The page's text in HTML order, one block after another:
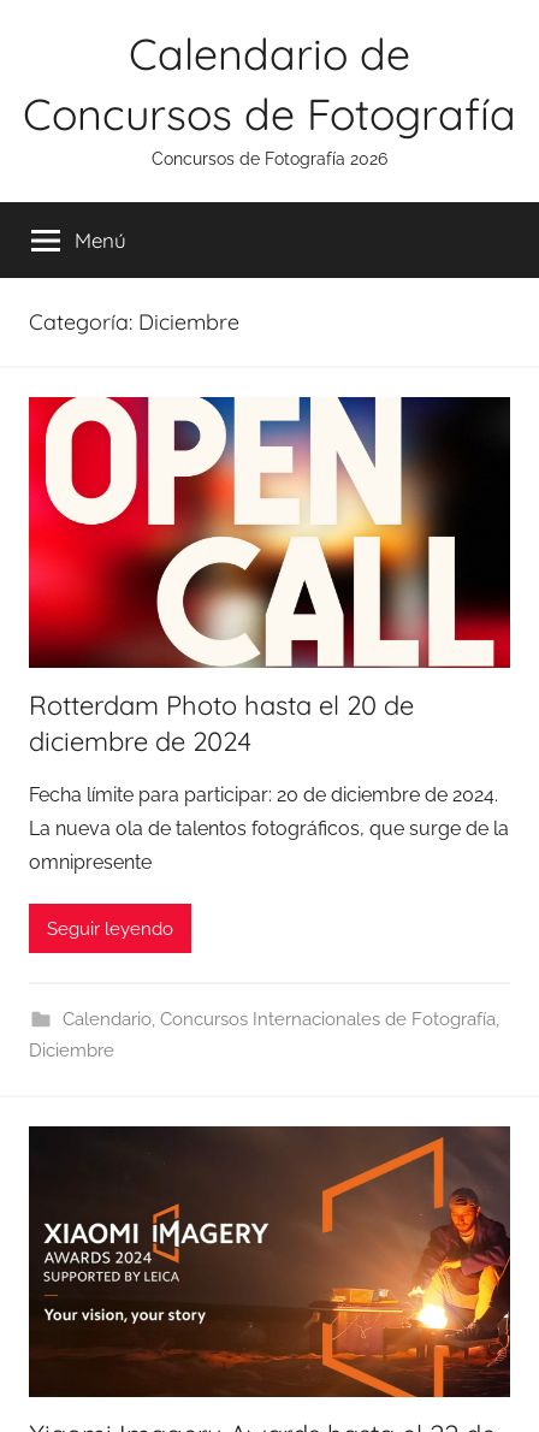
Calendario de
Concursos de Fotografía
Concursos de Fotografía 2026
Menú
Categoría: Diciembre
Rotterdam Photo hasta el 20 de
diciembre de 2024
Fecha límite para participar: 20 de diciembre de 2024.
La nueva ola de talentos fotográficos, que surge de la
omnipresente
Seguir leyendo
Calendario, Concursos Internacionales de Fotografía,
Diciembre